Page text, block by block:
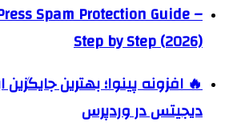
Spam Protection Guide –
Step by Step (2026)
🔥 افزونه پینوا؛ بهترین
دیجیتس در وردپرس